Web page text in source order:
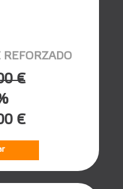
REFORZADO
€
€